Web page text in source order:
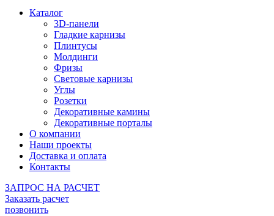
Каталог
3D-панели
Гладкие карнизы
Плинтусы
Молдинги
Фризы
Световые карнизы
Углы
Розетки
Декоративные камины
Декоративные порталы
О компании
Наши проекты
Доставка и оплата
Контакты
ЗАПРОС НА РАСЧЕТ
Заказать расчет
позвонить